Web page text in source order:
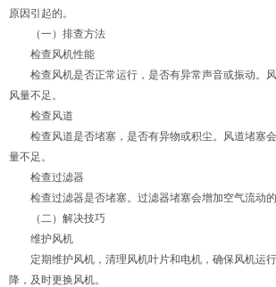
原因引起的。
（一）排查方法
检查风机性能
检查风机是否正常运行，是否有异常声音或振动。
风量不足。
检查风道
检查风道是否堵塞，是否有异物或积尘。风道堵塞
量不足。
检查过滤器
检查过滤器是否堵塞。过滤器堵塞会增加空气流动的
（二）解决技巧
维护风机
定期维护风机，清理风机叶片和电机，确保风机运
降，及时更换风机。